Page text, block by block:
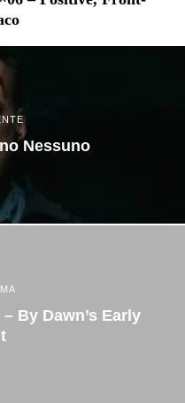
Nessuno
By Dawn’s Early